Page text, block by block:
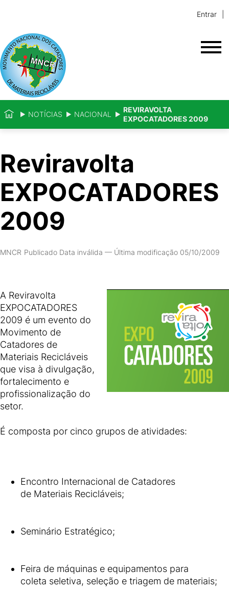
Entrar
NOTÍCIAS NACIONAL
REVIRAVOLTA
EXPOCATADORES 2009
Reviravolta
EXPOCATADORES
2009
MNCR Publicado Data inválida — Última modificação 05/10/2009
A Reviravolta
EXPOCATADORES
2009 é um evento do
Movimento de
Catadores de
Materiais Recicláveis
que visa à divulgação,
fortalecimento e
profissionalização do
setor.
É composta por cinco grupos de atividades:
Encontro Internacional de Catadores
de Materiais Recicláveis;
Seminário Estratégico;
Feira de máquinas e equipamentos para
coleta seletiva, seleção e triagem de materiais;